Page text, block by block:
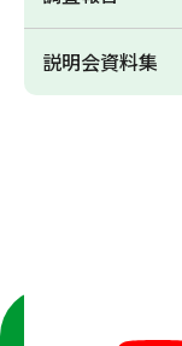
説明会資料集